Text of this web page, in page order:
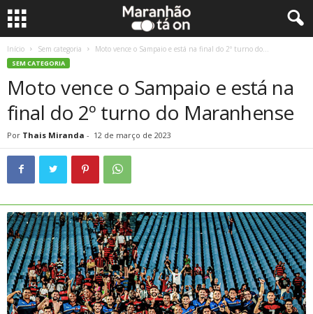
Início Sem categoria Moto vence o Sampaio e está na final do 2º turno do...
SEM CATEGORIA
Moto vence o Sampaio e está na
final do 2º turno do Maranhense
Por Thais Miranda - 12 de março de 2023